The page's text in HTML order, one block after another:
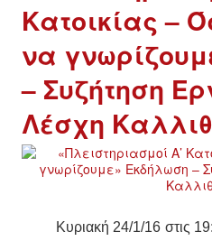
Κατοικίας –
να
– Συζήτηση
Λέσχη
Κυριακή 24/1/16 στις